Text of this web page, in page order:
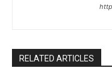
RELATED ARTICLES